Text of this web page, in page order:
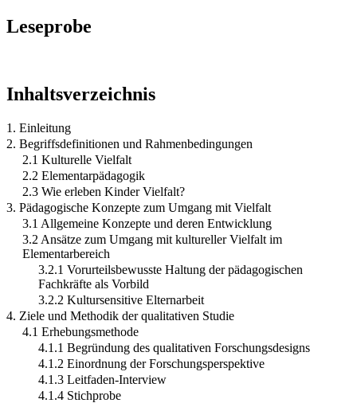
Leseprobe
Inhaltsverzeichnis
1. Einleitung
2. Begriffsdefinitionen und Rahmenbedingungen
2.1 Kulturelle Vielfalt
2.2 Elementarpädagogik
2.3 Wie erleben Kinder Vielfalt?
3. Pädagogische Konzepte zum Umgang mit Vielfalt
3.1 Allgemeine Konzepte und deren Entwicklung
3.2 Ansätze zum Umgang mit kultureller Vielfalt im
Elementarbereich
3.2.1 Vorurteilsbewusste Haltung der pädagogischen
Fachkräfte als Vorbild
3.2.2 Kultursensitive Elternarbeit
4. Ziele und Methodik der qualitativen Studie
4.1 Erhebungsmethode
4.1.1 Begründung des qualitativen Forschungsdesigns
4.1.2 Einordnung der Forschungsperspektive
4.1.3 Leitfaden-Interview
4.1.4 Stichprobe